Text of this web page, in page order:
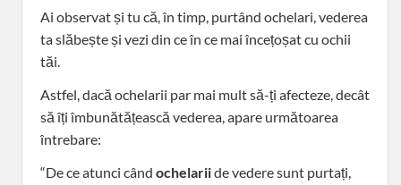
Ai observat și tu că, în timp, purtând ochelari, vederea
ta slăbește și vezi din ce în ce mai încețoșat cu ochii
tăi.
Astfel, dacă ochelarii par mai mult să-ți afecteze, decât
să îți îmbunătățească vederea, apare următoarea
întrebare:
“De ce atunci când ochelariide vedere sunt purtați,